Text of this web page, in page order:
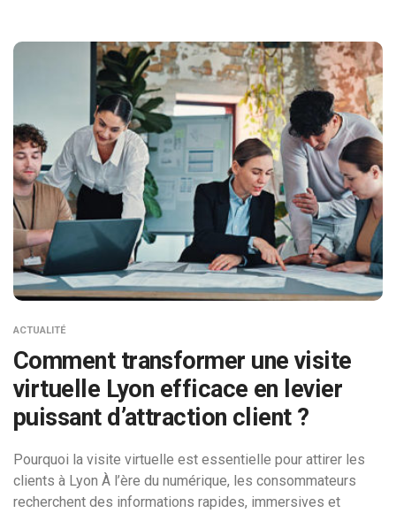
ACTUALITÉ
Comment transformer une visite
virtuelle Lyon efficace en levier
puissant d’attraction client ?
Pourquoi la visite virtuelle est essentielle pour attirer les
clients à Lyon À l’ère du numérique, les consommateurs
recherchent des informations rapides, immersives et